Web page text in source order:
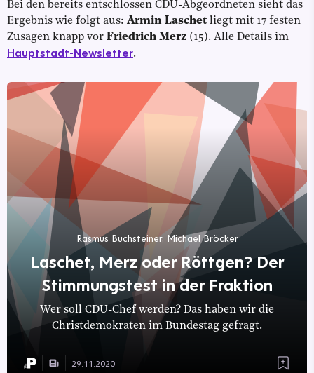
Bei den bereits entschlossen CDU-Abgeordneten sieht das
Ergebnis wie folgt aus: Armin Laschet liegt mit 17 festen
Zusagen knapp vor Friedrich Merz (15). Alle Details im
Hauptstadt-Newsletter.
Rasmus Buchsteiner, Michael Bröcker
Laschet, Merz oder Röttgen? Der
Stimmungstest in der Fraktion
Wer soll CDU-Chef werden? Das haben wir die
Christdemokraten im Bundestag gefragt.
29.11.2020